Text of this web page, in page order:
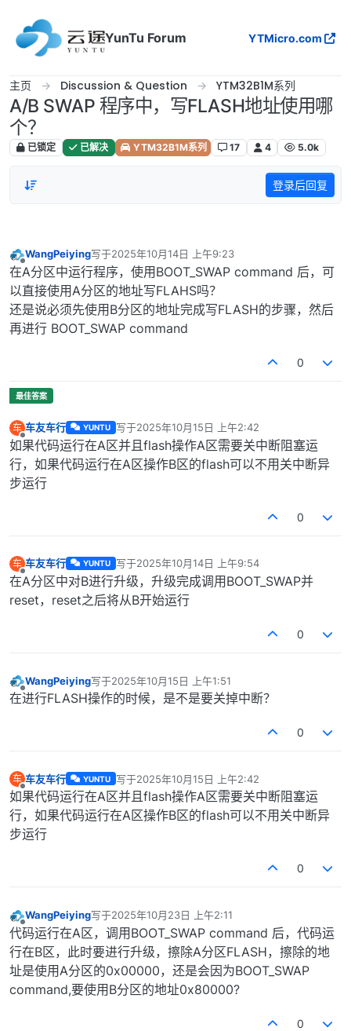
YunTu Forum
YTMicro.com
主页 Discussion & Question YTM32B1M系列
A/B SWAP 程序中，写FLASH地址使用哪
个？
已锁定 已解决 YTM32B1M系列 17 4 5.0k
登录后回复
离线
WangPeiying写于2025年10月14日 上午9:23
最后由 编辑
在A分区中运行程序，使用BOOT_SWAP command 后，可
以直接使用A分区的地址写FLAHS吗？
还是说必须先使用B分区的地址完成写FLASH的步骤，然后
再进行 BOOT_SWAP command
0
车
离线
车友车行 YUNTU 写于2025年10月15日 上午2:42
最后由 编辑
如果代码运行在A区并且flash操作A区需要关中断阻塞运
行，如果代码运行在A区操作B区的flash可以不用关中断异
步运行
0
车
离线
车友车行 YUNTU 写于2025年10月14日 上午9:54
最后由 编辑
在A分区中对B进行升级，升级完成调用BOOT_SWAP并
reset，reset之后将从B开始运行
0
离线
WangPeiying写于2025年10月15日 上午1:51
最后由 编辑
在进行FLASH操作的时候，是不是要关掉中断？
0
车
离线
车友车行 YUNTU 写于2025年10月15日 上午2:42
最后由 编辑
如果代码运行在A区并且flash操作A区需要关中断阻塞运
行，如果代码运行在A区操作B区的flash可以不用关中断异
步运行
0
离线
WangPeiying写于2025年10月23日 上午2:11
最后由 编辑
代码运行在A区，调用BOOT_SWAP command 后，代码运
行在B区，此时要进行升级，擦除A分区FLASH，擦除的地
址是使用A分区的0x00000，还是会因为BOOT_SWAP
command,要使用B分区的地址0x80000?
0